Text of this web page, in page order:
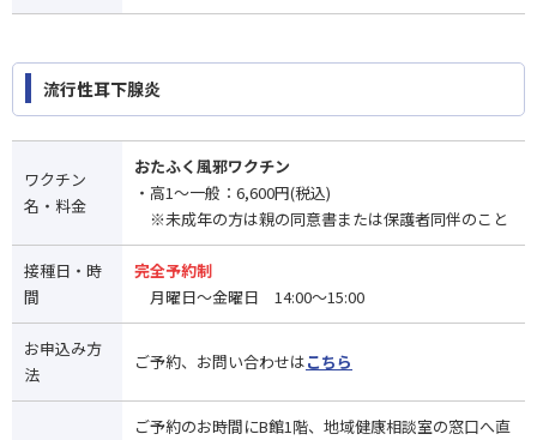
流行性耳下腺炎
ワクチン
名・料金
おたふく風邪ワクチン
・高1〜一般：6,600円(税込)
※未成年の方は親の同意書または保護者同伴のこと
接種日・時
間
完全予約制
月曜日～金曜日 14:00～15:00
お申込み方
法
ご予約、お問い合わせはこちら
ご予約のお時間にB館1階、地域健康相談室の窓口へ直